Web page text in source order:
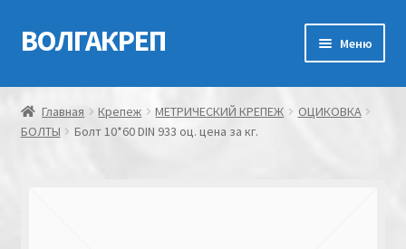
Перейти
к
Перейти
к
ВОЛГАКРЕП Меню
Главная
Контакты
Главная Крепеж МЕТРИЧЕСКИЙ КРЕПЕЖ
ОЦИКОВКА
БОЛТЫ
Болт 10*60 DIN 933 оц. цена за кг.